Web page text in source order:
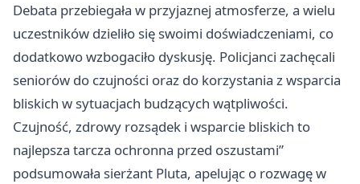
Debata przebiegała w przyjaznej atmosferze, a wielu
uczestników dzieliło się swoimi doświadczeniami, co
dodatkowo wzbogaciło dyskusję. Policjanci zachęcali
seniorów do czujności oraz do korzystania z wsparcia
bliskich w sytuacjach budzących wątpliwości.
Czujność, zdrowy rozsądek i wsparcie bliskich to
najlepsza tarcza ochronna przed oszustami”
podsumowała sierżant Pluta, apelując o rozwagę w